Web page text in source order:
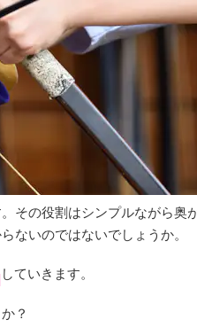
その役割はシンプルながら奥が
ないのではないでしょうか。
していきます。
？